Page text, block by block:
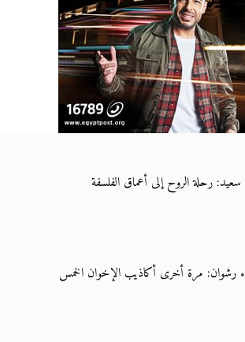
سعيد: رحلة الروح إلى أعماق الفلسفة
رشوان: مرة أخرى أكاذيب الإخوان الخمس